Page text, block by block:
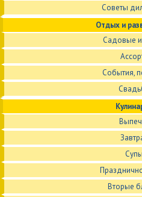
Советы
Отдых и
Садовые
События,
Супы
Вторые